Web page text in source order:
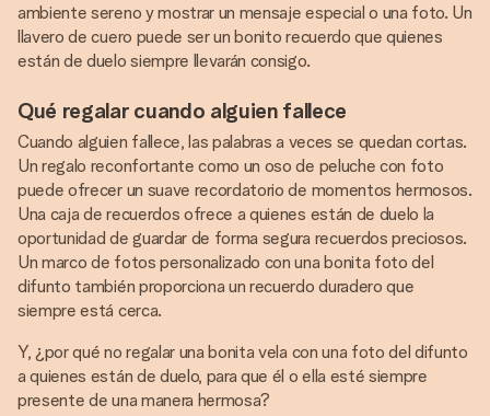
ambiente sereno y mostrar un mensaje especial o una foto. Un
llavero de cuero puede ser un bonito recuerdo que quienes
están de duelo siempre llevarán consigo.
Qué regalar cuando alguien fallece
Cuando alguien fallece, las palabras a veces se quedan cortas.
Un regalo reconfortante como un oso de peluche con foto
puede ofrecer un suave recordatorio de momentos hermosos.
Una caja de recuerdos ofrece a quienes están de duelo la
oportunidad de guardar de forma segura recuerdos preciosos.
Un marco de fotos personalizado con una bonita foto del
difunto también proporciona un recuerdo duradero que
siempre está cerca.
Y, ¿por qué no regalar una bonita vela con una foto del difunto
a quienes están de duelo, para que él o ella esté siempre
presente de una manera hermosa?